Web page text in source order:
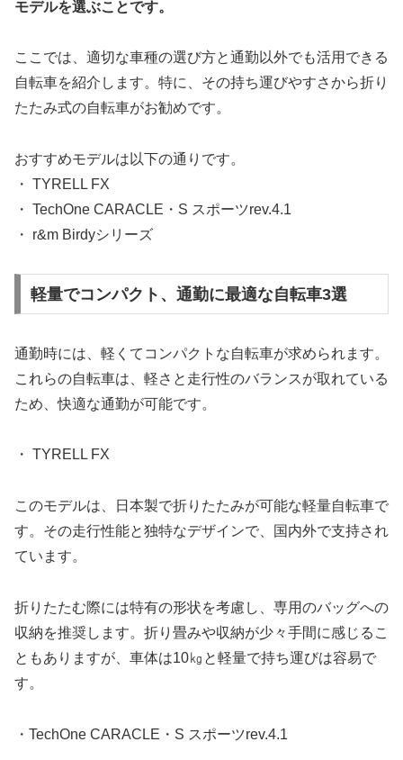
モデルを選ぶことです。
ここでは、適切な車種の選び方と通勤以外でも活用できる
自転車を紹介します。特に、その持ち運びやすさから折り
たたみ式の自転車がお勧めです。
おすすめモデルは以下の通りです。
・ TYRELL FX
・ TechOne CARACLE・S スポーツrev.4.1
・ r&m Birdyシリーズ
軽量でコンパクト、通勤に最適な自転車3選
通勤時には、軽くてコンパクトな自転車が求められます。
これらの自転車は、軽さと走行性のバランスが取れている
ため、快適な通勤が可能です。
・ TYRELL FX
このモデルは、日本製で折りたたみが可能な軽量自転車で
す。その走行性能と独特なデザインで、国内外で支持され
ています。
折りたたむ際には特有の形状を考慮し、専用のバッグへの
収納を推奨します。折り畳みや収納が少々手間に感じるこ
ともありますが、車体は10㎏と軽量で持ち運びは容易で
す。
・TechOne CARACLE・S スポーツrev.4.1